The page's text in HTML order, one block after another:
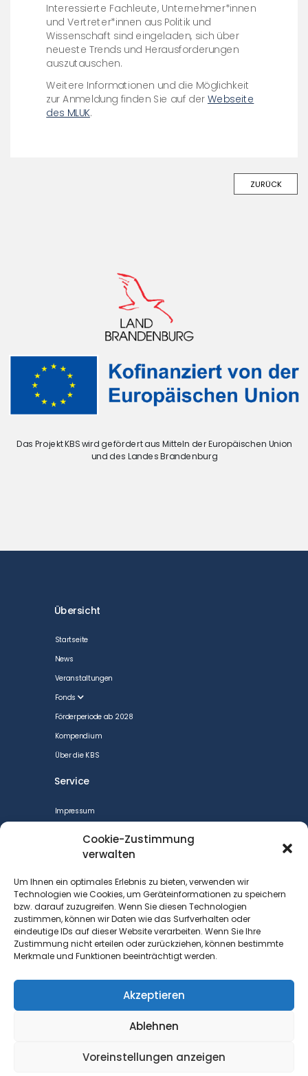
Cookie-Zustimmung
verwalten
Um Ihnen ein optimales Erlebnis zu bieten, verwenden wir
Technologien wie Cookies, um Geräteinformationen zu speichern
bzw. darauf zuzugreifen. Wenn Sie diesen Technologien
zustimmen, können wir Daten wie das Surfverhalten oder
eindeutige IDs auf dieser Website verarbeiten. Wenn Sie Ihre
Zustimmung nicht erteilen oder zurückziehen, können bestimmte
Merkmale und Funktionen beeinträchtigt werden.
Akzeptieren
Ablehnen
Voreinstellungen anzeigen
Interessierte Fachleute, Unternehmer*innen
und Vertreter*innen aus Politik und
Wissenschaft sind eingeladen, sich über
neueste Trends und Herausforderungen
auszutauschen.
Weitere Informationen und die Möglichkeit
zur Anmeldung finden Sie auf der Webseite
des MLUK.
ZURÜCK
Das Projekt KBS wird gefördert aus Mitteln der Europäischen Union
und des Landes Brandenburg
Übersicht
Startseite
News
Veranstaltungen
Fonds
Förderperiode ab 2028
Kompendium
Über die KBS
Service
Impressum
Datenschutzerklärung
Barrierefreiheit
Kontakt
Kontakt
DGB Bezirk Berlin-Brandenburg
10787 Berlin
Achim.Wolf@dgb.de